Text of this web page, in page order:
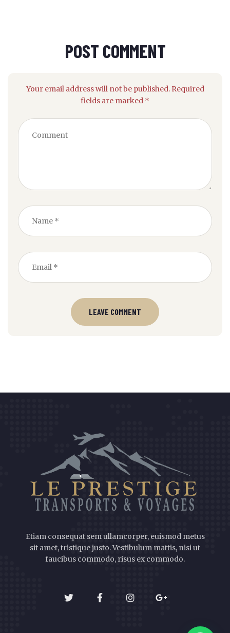
POST COMMENT
Your email address will not be published. Required
fields are marked *
Etiam consequat sem ullamcorper, euismod metus
sit amet, tristique justo. Vestibulum mattis, nisi ut
faucibus commodo, risus ex commodo.